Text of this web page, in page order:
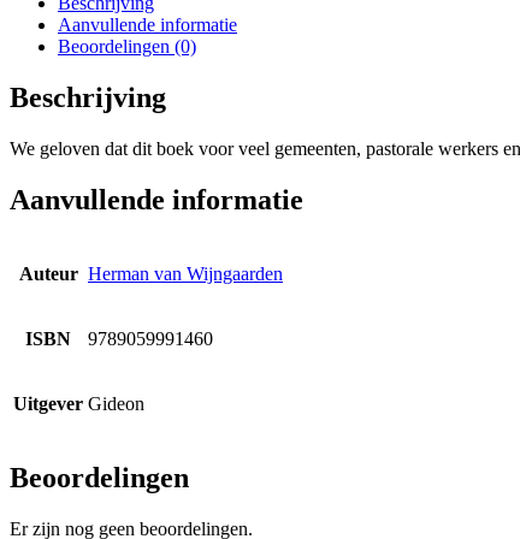
Aanvullende informatie
Beoordelingen (0)
Beschrijving
We geloven dat dit boek voor veel gemeenten, pastorale werkers
Aanvullende informatie
Auteur Herman van Wijngaarden
ISBN 9789059991460
Uitgever Gideon
Beoordelingen
Er zijn nog geen beoordelingen.